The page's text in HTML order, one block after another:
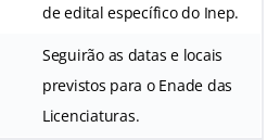
de edital específico do Inep.
Seguirão as datas e locais
previstos para o Enade das
Licenciaturas.